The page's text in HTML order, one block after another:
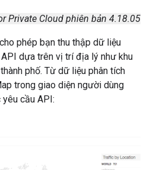
Private Cloud phiên bản 4.18.05
phép bạn thu thập dữ liệu
dựa trên vị trí địa lý như khu
phố. Từ dữ liệu phân tích
trong giao diện người dùng
cầu API: